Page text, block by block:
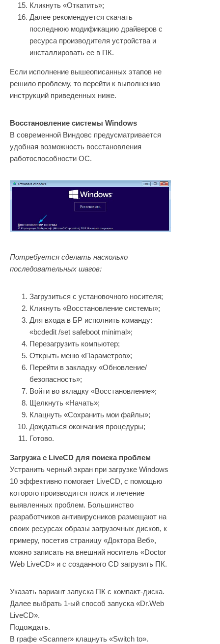
Кликнуть «Откатить»;
Далее рекомендуется скачать
последнюю модификацию драйверов с
ресурса производителя устройства и
инсталлировать ее в ПК.
Если исполнение вышеописанных этапов не
решило проблему, то перейти к выполнению
инструкций приведенных ниже.
Восстановление системы Windows
В современной Виндовс предусматривается
удобная возможность восстановления
работоспособности ОС.
Потребуется сделать насколько
последовательных шагов:
Загрузиться с установочного носителя;
Кликнуть «Восстановление системы»;
Для входа в БР исполнить команду:
«bcdedit /set safeboot minimal»;
Перезагрузить компьютер;
Открыть меню «Параметров»;
Перейти в закладку «Обновление/
безопасность»;
Войти во вкладку «Восстановление»;
Щелкнуть «Начать»;
Клацнуть «Сохранить мои файлы»;
Дождаться окончания процедуры;
Готово.
Загрузка с LiveCD для поиска проблем
Устранить черный экран при загрузке Windows
10 эффективно помогает LiveCD, с помощью
которого производится поиск и лечение
выявленных проблем. Большинство
разработчиков антивирусников размещают на
своих ресурсах образы загрузочных дисков, к
примеру, посетив страницу «Доктора Веб»,
можно записать на внешний носитель «Doctor
Web LiveCD» и с созданного CD загрузить ПК.
Указать вариант запуска ПК с компакт-диска.
Далее выбрать 1-ый способ запуска «Dr.Web
LiveCD».
Подождать.
В графе «Scanner» клацнуть «Switch to».